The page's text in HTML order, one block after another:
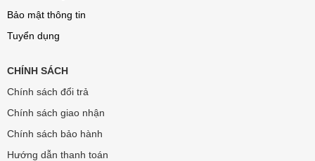
Bảo mật thông tin
Tuyển dụng
CHÍNH SÁCH
Chính sách đổi trả
Chính sách giao nhận
Chính sách bảo hành
Hướng dẫn thanh toán